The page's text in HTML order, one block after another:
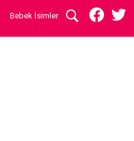
Bebek İsimleri